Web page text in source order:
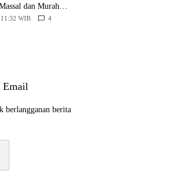
dan Murah
WIB 4
Email
berlangganan berita